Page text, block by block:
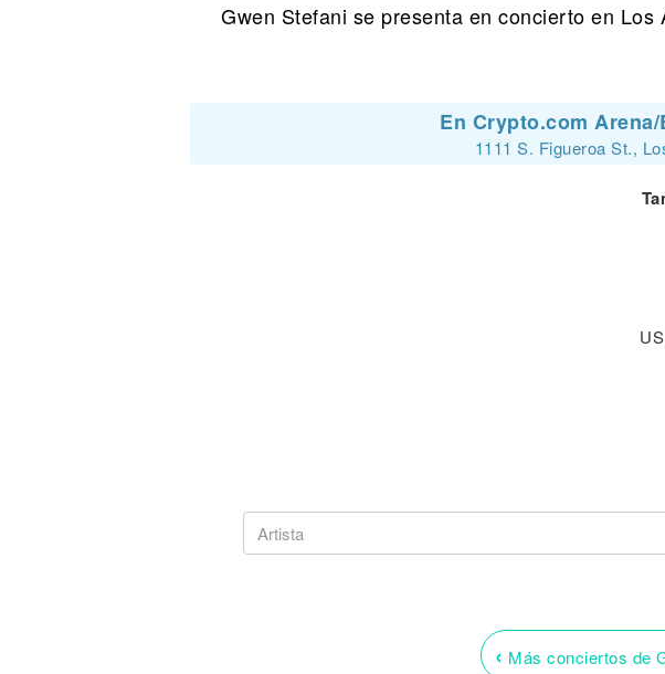
Gwen Stefani se presenta en concierto en
En Crypto.com
1111 S. Figueroa St.,
‹ Más conciertos de